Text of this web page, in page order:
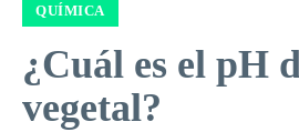
QUÍMICA
¿Cuál es el pH
vegetal?